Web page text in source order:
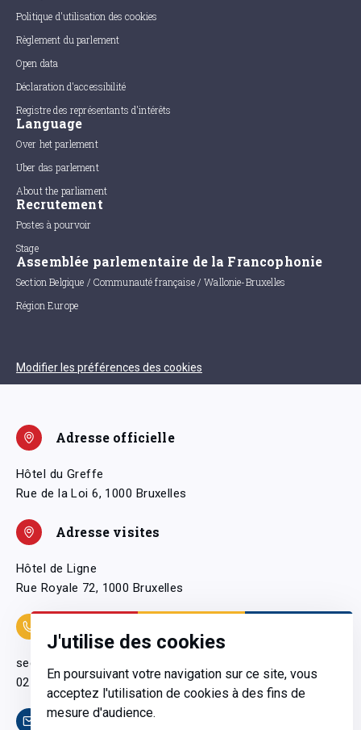
J'utilise des cookies
En poursuivant votre navigation sur ce site, vous
acceptez l'utilisation de cookies à des fins de
mesure d'audience.
Politique d'utilisation des cookies
Règlement du parlement
Open data
Déclaration d'accessibilité
Registre des représentants d'intérêts
Language
Over het parlement
Uber das parlement
About the parliament
Recrutement
Postes à pourvoir
Stage
Assemblée parlementaire de la Francophonie
Section Belgique / Communauté française / Wallonie-Bruxelles
Région Europe
Modifier les préférences des cookies
Adresse officielle
Hôtel du Greffe
Rue de la Loi 6, 1000 Bruxelles
Adresse visites
Hôtel de Ligne
Rue Royale 72, 1000 Bruxelles
secretariatgeneral@pfwb.be
02 506 38 11
Contact